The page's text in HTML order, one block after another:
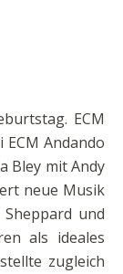
ECM
Andando
Bley mit Andy
neue Musik
und
als ideales
zugleich